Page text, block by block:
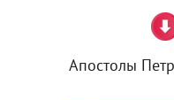
Апостолы